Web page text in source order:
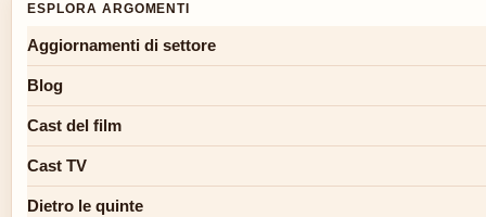
ESPLORA ARGOMENTI
Aggiornamenti di settore
Blog
Cast del film
Cast TV
Dietro le quinte